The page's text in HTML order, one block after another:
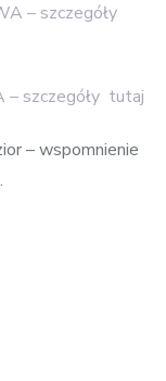
– szczegóły
– szczegóły tutaj
– wspomnienie